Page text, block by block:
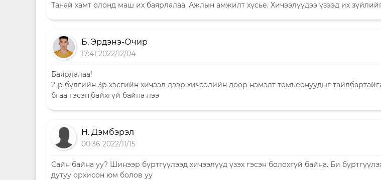
Танай хамт олонд маш их баярлалаа. Ажлын амжилт хүсье. Хичээлүүдээ үзээд их
Б. Эрдэнэ-Очир
17:41 2022/12/04
Баярлалаа!
2-р бүлгийн 3р хэсгийн хичээл дээр хичээлийн доор нэмэлт томъёонуудыг
бгаа гэсэн,байхгүй байна лээ
Н. Дэмбэрэл
00:36 2022/11/15
Сайн байна уу? Шинээр бүртгүүлээд хичээлүүд үзэх гэсэн болохгүй байна. Би
дутуу орхисон юм болов уу